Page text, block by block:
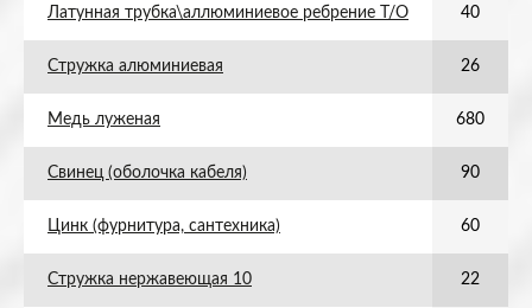
Латунная трубка\аллюминиевое ребрение Т/О 40
Стружка алюминиевая 26
Медь луженая 680
Свинец (оболочка кабеля) 90
Цинк (фурнитура, сантехника) 60
Стружка нержавеющая 10 22